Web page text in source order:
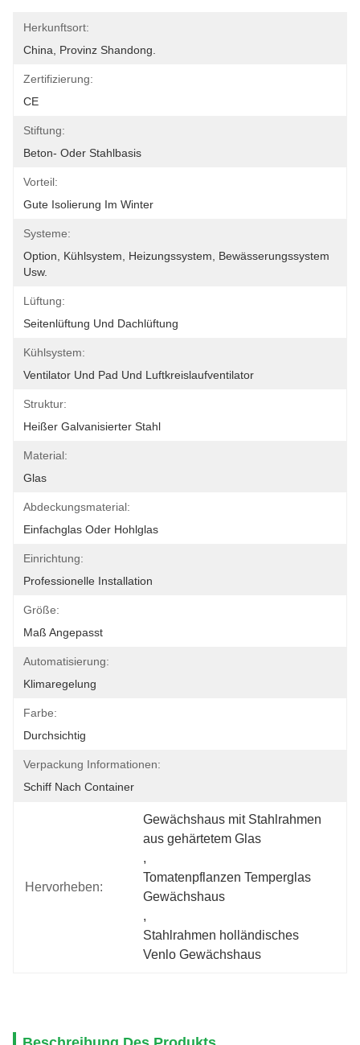
Herkunftsort:
China, Provinz Shandong.
Zertifizierung:
CE
Stiftung:
Beton- Oder Stahlbasis
Vorteil:
Gute Isolierung Im Winter
Systeme:
Option, Kühlsystem, Heizungssystem, Bewässerungssystem
Usw.
Lüftung:
Seitenlüftung Und Dachlüftung
Kühlsystem:
Ventilator Und Pad Und Luftkreislaufventilator
Struktur:
Heißer Galvanisierter Stahl
Material:
Glas
Abdeckungsmaterial:
Einfachglas Oder Hohlglas
Einrichtung:
Professionelle Installation
Größe:
Maß Angepasst
Automatisierung:
Klimaregelung
Farbe:
Durchsichtig
Verpackung Informationen:
Schiff Nach Container
Hervorheben:
Gewächshaus mit Stahlrahmen
aus gehärtetem Glas
,
Tomatenpflanzen Temperglas
Gewächshaus
,
Stahlrahmen holländisches
Venlo Gewächshaus